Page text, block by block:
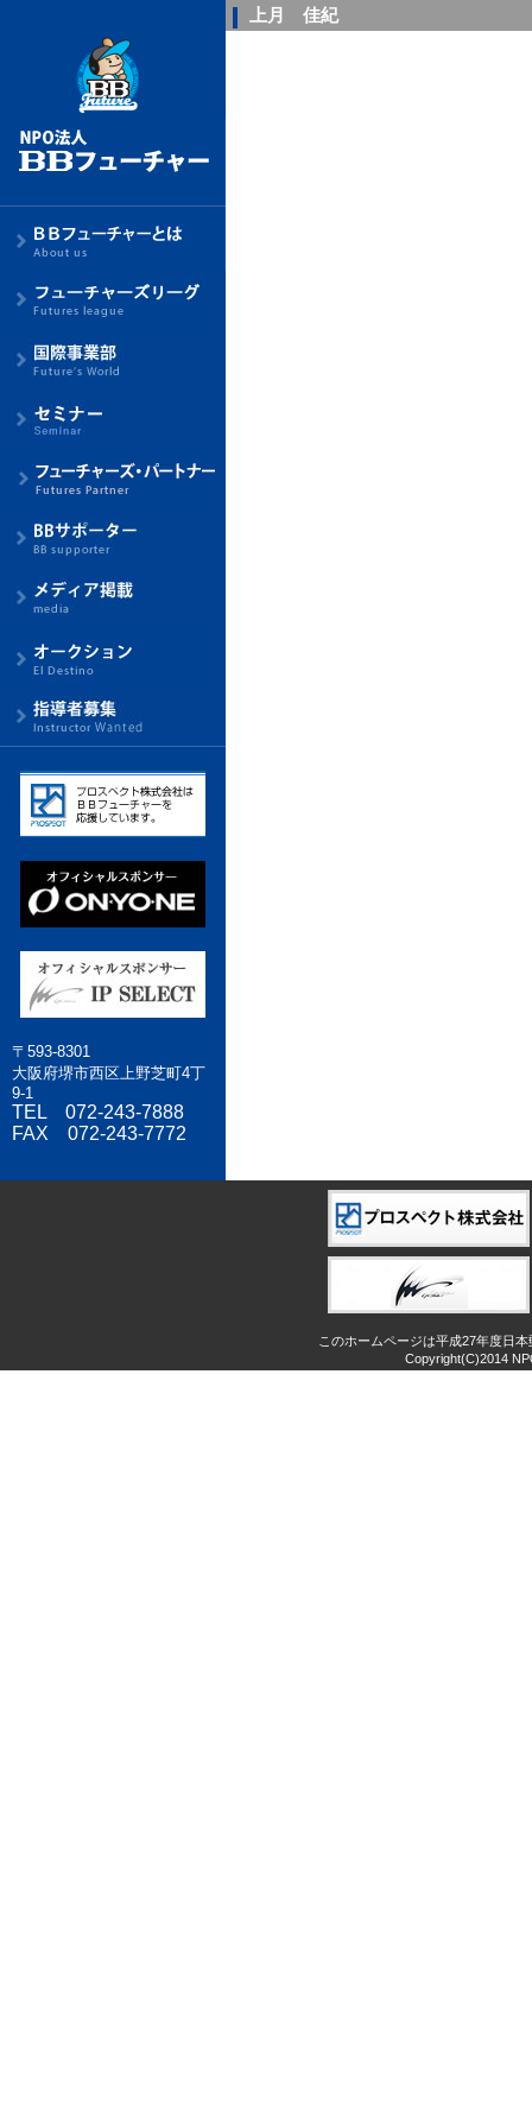
上月 佳紀
〒593-8301
大阪府堺市西区上野芝町4丁
9-1
TEL 072-243-7888
FAX 072-243-7772
このホームページは平成27年度日
Copyright(C)2014